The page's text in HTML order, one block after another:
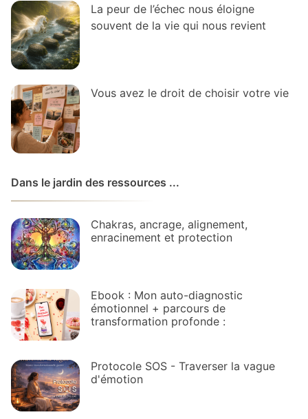
La peur de l’échec nous éloigne
souvent de la vie qui nous revient
Vous avez le droit de choisir votre vie
Dans le jardin des ressources ...
Chakras, ancrage, alignement,
enracinement et protection
Ebook : Mon auto-diagnostic
émotionnel + parcours de
transformation profonde :
Protocole SOS - Traverser la vague
d'émotion